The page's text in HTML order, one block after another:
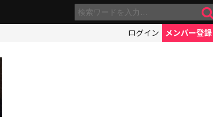
ログイン メンバー登録